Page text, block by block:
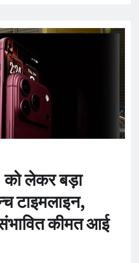
लेकर बड़ा
टाइमलाइन,
कीमत आई